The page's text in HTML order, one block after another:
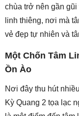
chùa trở nên gần
linh thiêng, nơi mà
vẻ đẹp tự nhiên và
Một Chốn Tâm
Ồn Ào
Nơi đây thu hút
Kỳ Quang 2 tọa lạc